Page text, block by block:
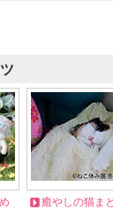
癒やしの猫ま